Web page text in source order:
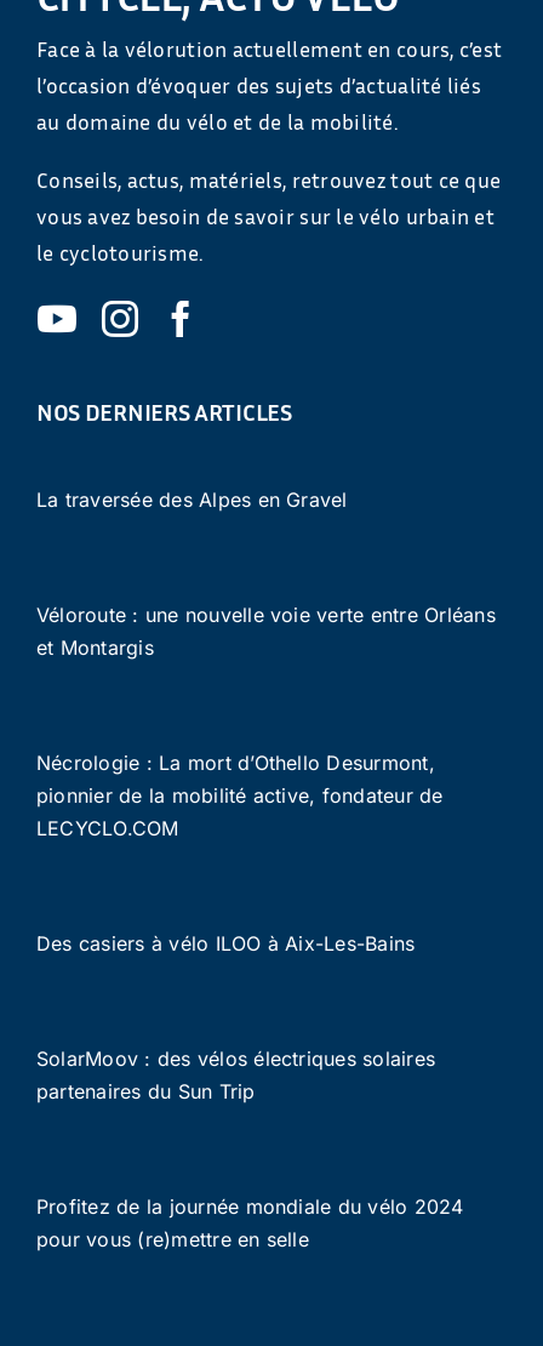
Face à la vélorution actuellement en cours, c’est
l’occasion d’évoquer des sujets d’actualité liés
au domaine du vélo et de la mobilité.
Conseils, actus, matériels, retrouvez tout ce que
vous avez besoin de savoir sur le vélo urbain et
le cyclotourisme.
NOS DERNIERS ARTICLES
La traversée des Alpes en Gravel
Véloroute : une nouvelle voie verte entre Orléans
et Montargis
Nécrologie : La mort d’Othello Desurmont,
pionnier de la mobilité active, fondateur de
LECYCLO.COM
Des casiers à vélo ILOO à Aix-Les-Bains
SolarMoov : des vélos électriques solaires
partenaires du Sun Trip
Profitez de la journée mondiale du vélo 2024
pour vous (re)mettre en selle